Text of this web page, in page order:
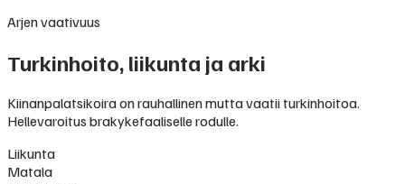
Arjen vaativuus
Turkinhoito, liikunta ja arki
Kiinanpalatsikoira on rauhallinen mutta vaatii turkinhoitoa.
Hellevaroitus brakykefaaliselle rodulle.
Liikunta
Matala